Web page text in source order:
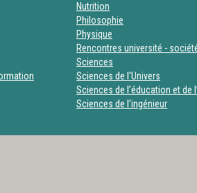
Nutrition
Philosophie
Physique
Rencontres université -
Sciences
Sciences de l'Univers
Sciences de l’éducation et de
Sciences de l’ingénieur